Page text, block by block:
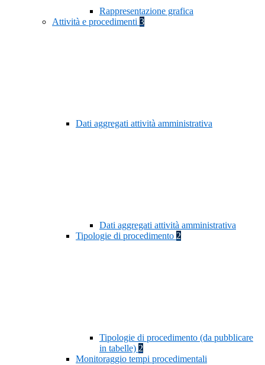
Rappresentazione grafica
Attività e procedimenti 3
Dati aggregati attività amministrativa
Dati aggregati attività amministrativa
Tipologie di procedimento 2
Tipologie di procedimento (da pubblicare
in tabelle) 2
Monitoraggio tempi procedimentali